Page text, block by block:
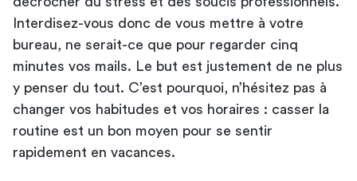
Interdisez-vous donc de vous mettre à votre
bureau , ne serait-ce que pour regarder cinq
minutes vos mails. Le but est justement de ne plus
y penser du tout. C’est pourquoi, n’hésitez pas à
changer vos habitudes et vos horaires : casser la
routine est un bon moyen pour se sentir
rapidement en vacances.